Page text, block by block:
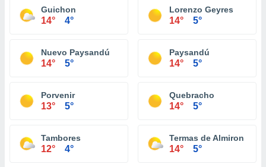
Guichon
14° 4°
Lorenzo Geyres
14° 5°
Nuevo Paysandú
14° 5°
Paysandú
14° 5°
Porvenir
13° 5°
Quebracho
14° 5°
Tambores
12° 4°
Termas de Almiron
14° 5°